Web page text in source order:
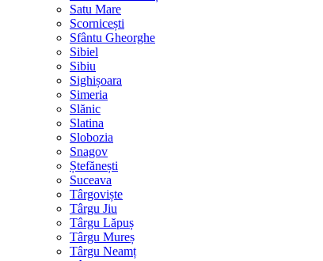
Satu Mare
Scornicești
Sfântu Gheorghe
Sibiel
Sibiu
Sighișoara
Simeria
Slănic
Slatina
Slobozia
Snagov
Ștefănești
Suceava
Târgoviște
Târgu Jiu
Târgu Lăpuș
Târgu Mureș
Târgu Neamț